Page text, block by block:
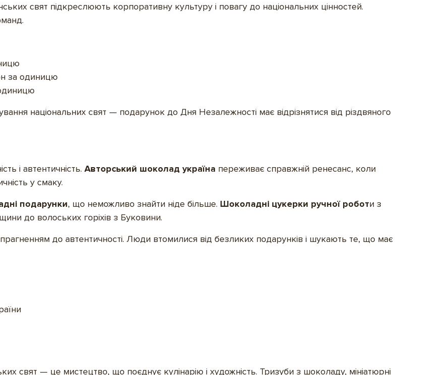
свят підкреслюють корпоративну культуру і повагу до національних цінностей.
за одиницю
національних свят — подарунок до Дня Незалежності має відрізнятися від різдвяного
і автентичність. Авторський шоколад україна переживає справжній ренесанс, коли
у смаку.
подарунки, що неможливо знайти ніде більше. Шоколадні цукерки ручної роботи з
до волоських горіхів з Буковини.
до автентичності. Люди втомилися від безликих подарунків і шукають те, що має
свят — це мистецтво, що поєднує кулінарію і художність. Тризуби з шоколаду, мініатюрні